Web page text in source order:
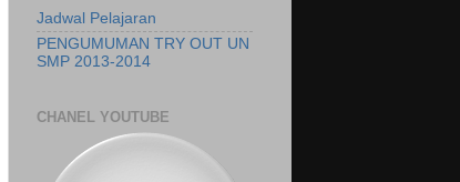
Jadwal Pelajaran
PENGUMUMAN TRY OUT UN
SMP 2013-2014
CHANEL YOUTUBE